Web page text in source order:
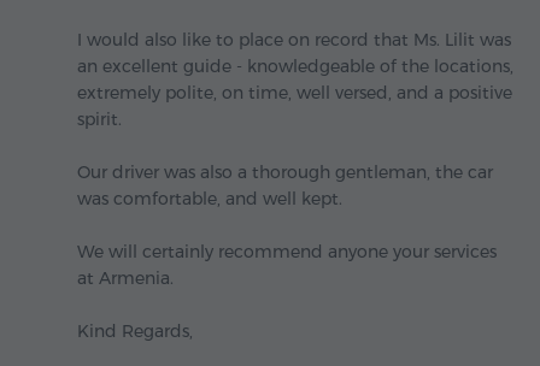
I would also like to place on record that Ms. Lilit was
an excellent guide - knowledgeable of the locations,
extremely polite, on time, well versed, and a positive
spirit.
Our driver was also a thorough gentleman, the car
was comfortable, and well kept.
We will certainly recommend anyone your services
at Armenia.
Kind Regards,